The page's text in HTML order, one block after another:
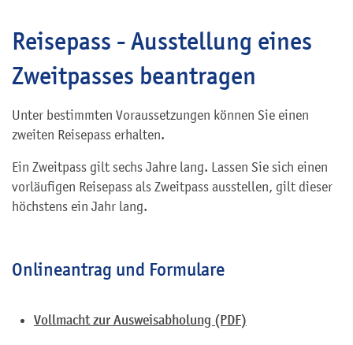
Reisepass - Ausstellung eines
Zweitpasses beantragen
Unter bestimmten Voraussetzungen können Sie einen
zweiten Reisepass erhalten.
Ein Zweitpass gilt sechs Jahre lang. Lassen Sie sich einen
vorläufigen Reisepass als Zweitpass ausstellen, gilt dieser
höchstens ein Jahr lang.
Onlineantrag und Formulare
Vollmacht zur Ausweisabholung (PDF)